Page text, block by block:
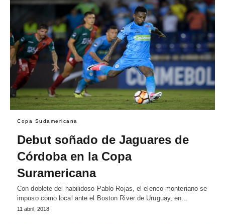
Copa Sudamericana
Debut soñado de Jaguares de
Córdoba en la Copa
Suramericana
Con doblete del habilidoso Pablo Rojas, el elenco monteriano se
impuso como local ante el Boston River de Uruguay, en…
11 abril, 2018